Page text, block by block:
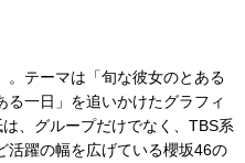
。テーマは「旬な彼女のとある
一日」を追いかけたグラフィ
、グループだけでなく、TBS系
活躍の幅を広げている櫻坂46の